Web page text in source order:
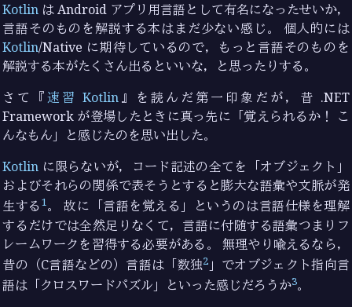
Kotlin は Android アプリ用言語として有名になったせいか，
言語そのものを解説する本はまだ少ない感じ。 個人的には
Kotlin/Native に期待しているので，もっと言語そのものを
解説する本がたくさん出るといいな，と思ったりする。
さて『速習 Kotlin』を読んだ第一印象だが，昔 .NET
Framework が登場したときに真っ先に「覚えられるか！ こ
んなもん」と感じたのを思い出した。
Kotlin に限らないが，コード記述の全てを「オブジェクト」
およびそれらの関係で表そうとすると膨大な語彙や文脈が発
生する 1。 故に「言語を覚える」というのは言語仕様を理解
するだけでは全然足りなくて，言語に付随する語彙つまりフ
レームワークを習得する必要がある。 無理やり喩えるなら，
昔の（C言語などの）言語は「数独2 」でオブジェクト指向言
語は「クロスワードパズル」といった感じだろうか3。